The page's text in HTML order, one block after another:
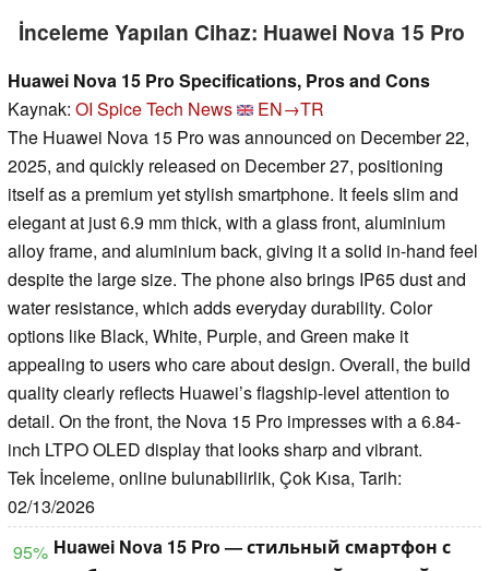
İnceleme Yapılan Cihaz: Huawei Nova 15 Pro
Huawei Nova 15 Pro Specifications, Pros and Cons
Kaynak: OI Spice Tech News
EN→TR
The Huawei Nova 15 Pro was announced on December 22,
2025, and quickly released on December 27, positioning
itself as a premium yet stylish smartphone. It feels slim and
elegant at just 6.9 mm thick, with a glass front, aluminium
alloy frame, and aluminium back, giving it a solid in-hand feel
despite the large size. The phone also brings IP65 dust and
water resistance, which adds everyday durability. Color
options like Black, White, Purple, and Green make it
appealing to users who care about design. Overall, the build
quality clearly reflects Huawei’s flagship-level attention to
detail. On the front, the Nova 15 Pro impresses with a 6.84-
inch LTPO OLED display that looks sharp and vibrant.
Tek İnceleme, online bulunabilirlik, Çok Kısa, Tarih:
02/13/2026
95% Huawei Nova 15 Pro — стильный смартфон с